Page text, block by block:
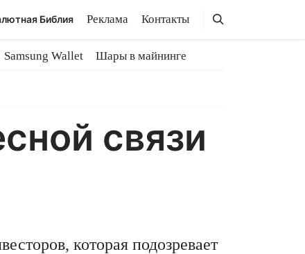
Библия Реклама Контакты Поиск
Поиск
Samsung Wallet
Шары в майнинге
связи
которая подозревает